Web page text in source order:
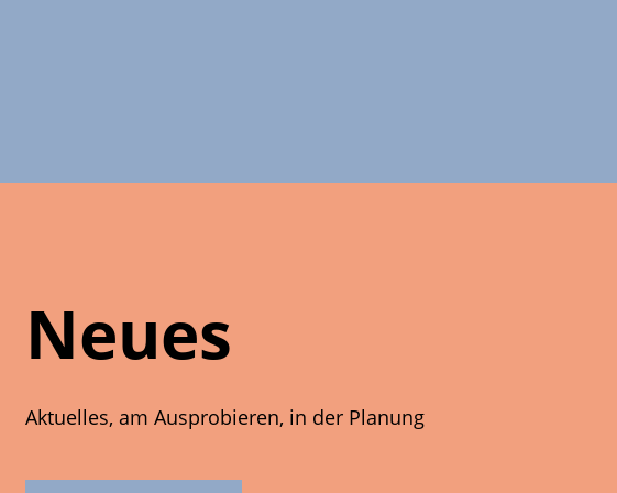
Neues
Aktuelles, am Ausprobieren, in der Planung